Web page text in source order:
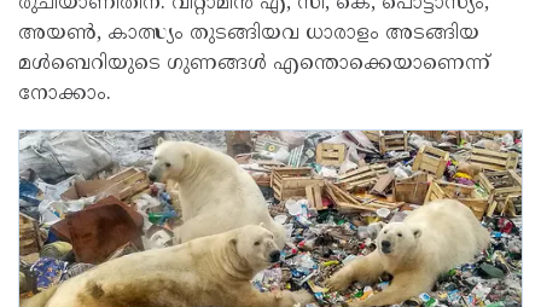
അയൺ‌, കാത്സ്യം തുടങ്ങിയവ ധാരാളം അടങ്ങിയ
മൾബെറിയുടെ ഗുണങ്ങൾ എന്തൊക്കെയാണെന്ന്
നോക്കാം.